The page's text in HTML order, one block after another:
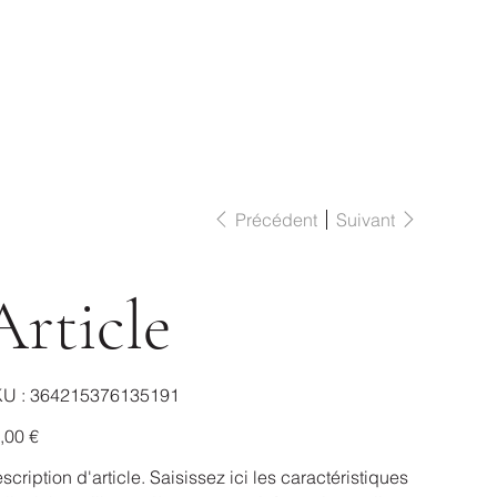
Précédent Suivant
: SKU
364215376135191
364215376135191
€
d'article. Saisissez ici les caractéristiques